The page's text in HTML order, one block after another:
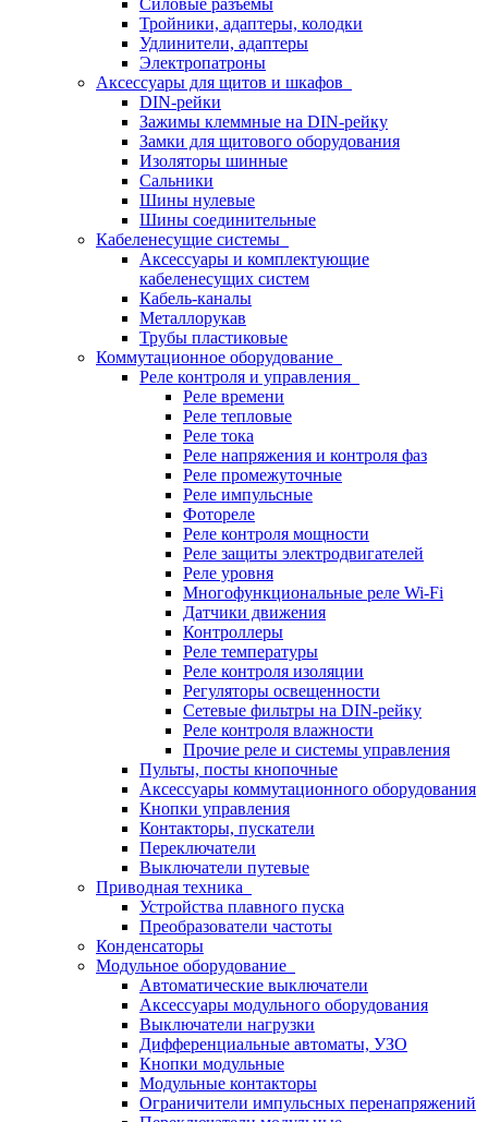
Силовые разъемы
Тройники, адаптеры, колодки
Удлинители, адаптеры
Электропатроны
Аксессуары для щитов и шкафов
DIN-рейки
Зажимы клеммные на DIN-рейку
Замки для щитового оборудования
Изоляторы шинные
Сальники
Шины нулевые
Шины соединительные
Кабеленесущие системы
Аксессуары и комплектующие
кабеленесущих систем
Кабель-каналы
Металлорукав
Трубы пластиковые
Коммутационное оборудование
Реле контроля и управления
Реле времени
Реле тепловые
Реле тока
Реле напряжения и контроля фаз
Реле промежуточные
Реле импульсные
Фотореле
Реле контроля мощности
Реле защиты электродвигателей
Реле уровня
Многофункциональные реле Wi-Fi
Датчики движения
Контроллеры
Реле температуры
Реле контроля изоляции
Регуляторы освещенности
Сетевые фильтры на DIN-рейку
Реле контроля влажности
Прочие реле и системы управления
Пульты, посты кнопочные
Аксессуары коммутационного оборудования
Кнопки управления
Контакторы, пускатели
Переключатели
Выключатели путевые
Приводная техника
Устройства плавного пуска
Преобразователи частоты
Конденсаторы
Модульное оборудование
Автоматические выключатели
Аксессуары модульного оборудования
Выключатели нагрузки
Дифференциальные автоматы, УЗО
Кнопки модульные
Модульные контакторы
Ограничители импульсных перенапряжений